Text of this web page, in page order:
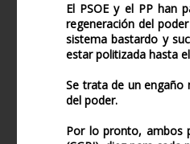
El PSOE y el PP han
regeneración del
sistema bastardo y
estar politizada hasta
Se trata de un engaño
del poder.
Por lo pronto, ambos